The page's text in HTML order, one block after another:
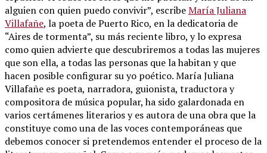
alguien con quien puedo convivir”, escribeMaría Juliana
Villafañe, la poeta de Puerto Rico, en la dedicatoria de
“Aires de tormenta”, su más reciente libro, y lo expresa
como quien advierte que descubriremos a todas las mujeres
que son ella, a todas las personas que la habitan y que
hacen posible configurar su yo poético. María Juliana
Villafañe es poeta, narradora, guionista, traductora y
compositora de música popular, ha sido galardonada en
varios certámenes literarios y es autora de una obra que la
constituye como una de las voces contemporáneas que
debemos conocer si pretendemos entender el proceso de la